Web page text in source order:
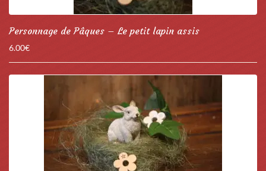
Personnage de Pâques – Le petit lapin assis
6.00€